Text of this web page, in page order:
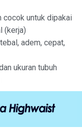
cocok untuk dipakai
(kerja)
adem, cepat,
ukuran tubuh